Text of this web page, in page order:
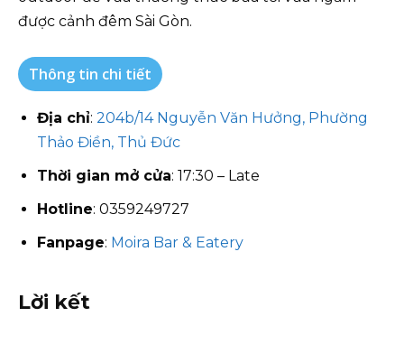
được cảnh đêm Sài Gòn.
Thông tin chi tiết
Địa chỉ: 204b/14 Nguyễn Văn Hưởng, Phường
Thảo Điền, Thủ Đức
Thời gian mở cửa: 17:30 – Late
Hotline: 0359249727
Fanpage: Moira Bar & Eatery
Lời kết